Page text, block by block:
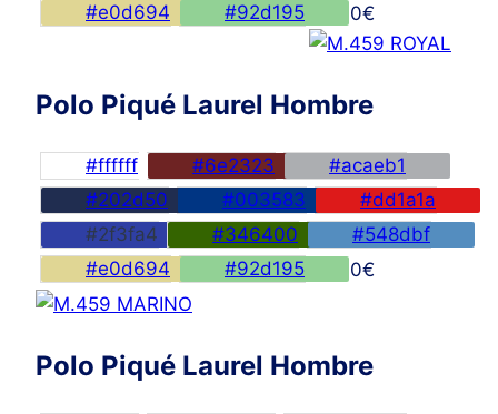
#e0d694
#92d195 45,00€
Polo Piqué Laurel Hombre
#ffffff #6e2323
#acaeb1
#202d50
#003583
#dd1a1a
#2f3fa4
#346400
#548dbf
#e0d694
#92d195 45,00€
Polo Piqué Laurel Hombre